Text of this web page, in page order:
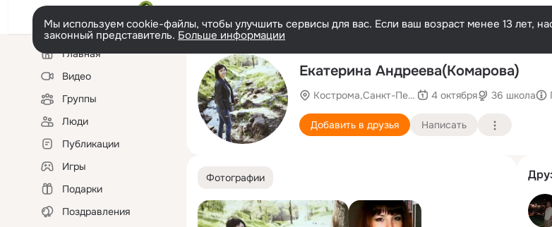
Мы используем cookie-файлы, чтобы улучшить сервисы для вас. Если ваш возраст менее 13 лет,
законный представитель. Больше информации
Левая
колонкаГлавная
Видео
Группы
Люди
Публикации
Игры
Подарки
Поздравления
Екатерина Андреева(Комарова)
Кострома,Санкт-Петербург4 октября 36 школа
Добавить в друзья Написать
Фотографии